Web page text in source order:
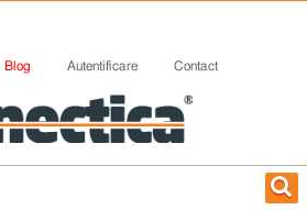
Blog Autentificare Contact